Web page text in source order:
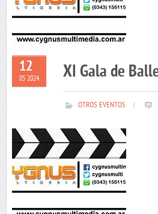
12
05 2024 XI Gala de
OTROS EVENTOS